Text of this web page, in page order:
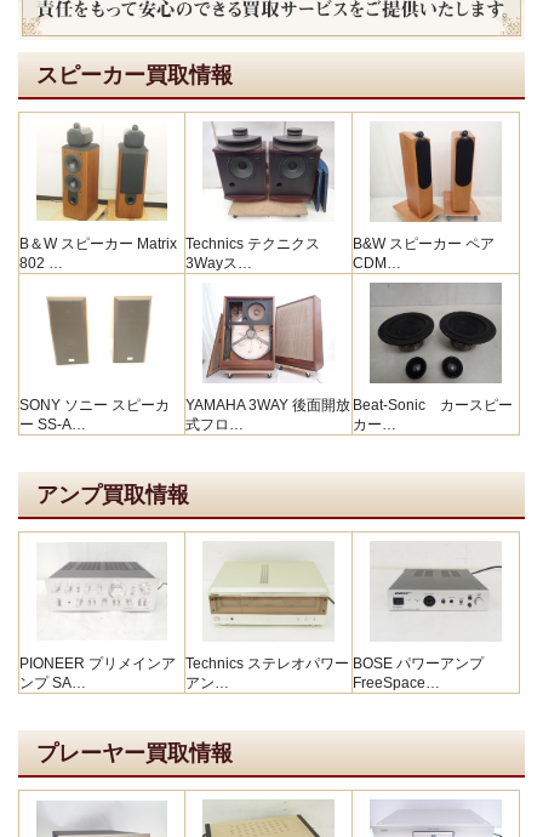
スピーカー買取情報
B＆W スピーカー Matrix
802 …
Technics テクニクス
3Wayス…
B&W スピーカー ペア
CDM…
SONY ソニー スピーカ
ー SS-A…
YAMAHA 3WAY 後面開放
式フロ…
Beat-Sonic カースピー
カー…
アンプ買取情報
PIONEER プリメインア
ンプ SA…
Technics ステレオパワー
アン…
BOSE パワーアンプ
FreeSpace…
プレーヤー買取情報